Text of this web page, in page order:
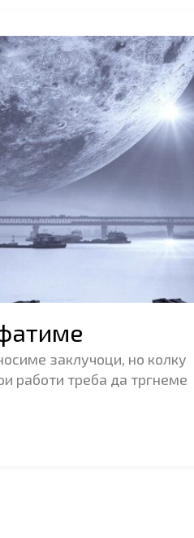
заклучоци, но колку
работи треба да тргнеме